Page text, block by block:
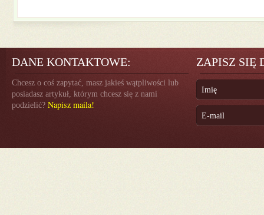
DANE KONTAKTOWE:
Chcesz o coś zapytać, masz jakieś wątpliwości lub
posiadasz artykuł, którym chcesz się z nami
podzielić? Napisz maila!
ZAPISZ SIĘ